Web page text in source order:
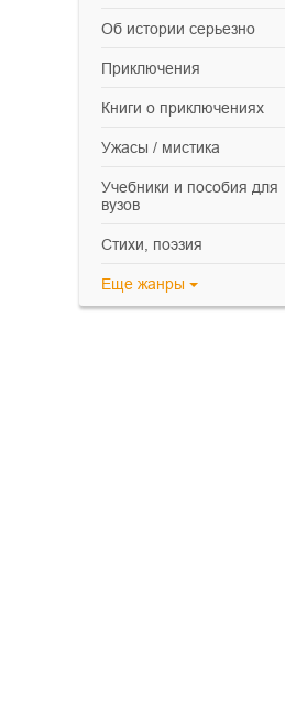
об истории серьезно
приключения
книги о приключениях
ужасы / мистика
учебники и пособия для
вузов
cтихи, поэзия
Еще жанры